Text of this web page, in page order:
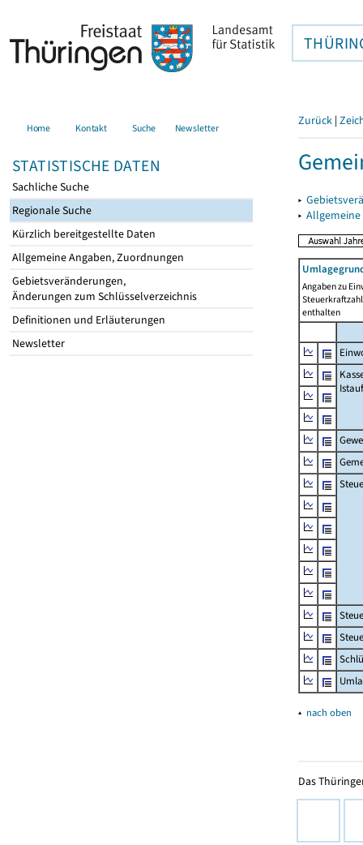
Home Kontakt Suche Newsletter
STATISTISCHE DATEN
Sachliche Suche
Regionale Suche
Kürzlich bereitgestellte Daten
Allgemeine Angaben, Zuordnungen
Gebietsveränderungen,
Änderungen zum Schlüsselverzeichnis
Definitionen und Erläuterungen
Newsletter
Zurück |
▸
▸
Angaben zu
enthalten
▴ nach oben
Das